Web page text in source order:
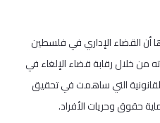
أن القضاء الإداري في فلسطين
من خلال رقابة قضاء الإلغاء في
التي ساهمت في تحقيق
حقوق وحريات الأفراد.